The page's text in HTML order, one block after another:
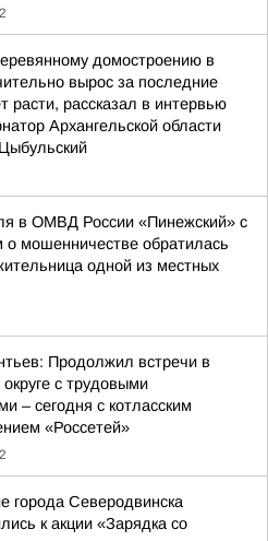
домостроению в
вырос за последние
расти, рассказал в интервью
Архангельской области
в ОМВД России «Пинежский» с
о мошенничестве обратилась
одной из местных
Продолжил встречи в
с трудовыми
– сегодня с котласским
«Россетей»
города Северодвинска
к акции «Зарядка со